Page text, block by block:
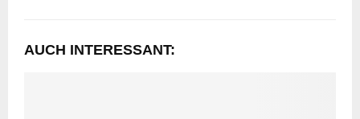
AUCH INTERESSANT: